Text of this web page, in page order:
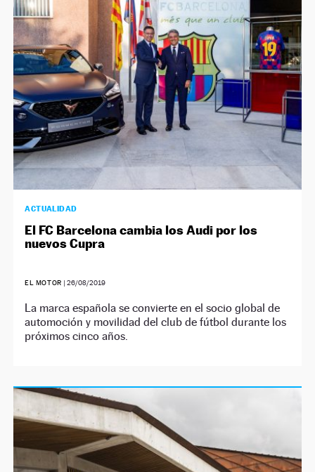
ACTUALIDAD
El FC Barcelona cambia los Audi por los
nuevos Cupra
EL MOTOR |26/08/2019
La marca española se convierte en el socio global de
automoción y movilidad del club de fútbol durante los
próximos cinco años.